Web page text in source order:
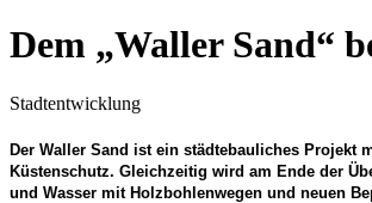
Dem „Waller Sand“
Stadtentwicklung
Der Waller Sand ist ein städtebauliches Projekt
Küstenschutz. Gleichzeitig wird am Ende der
und Wasser mit Holzbohlenwegen und neuen